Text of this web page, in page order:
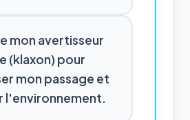
mon avertisseur
(klaxon) pour
mon passage et
l'environnement.